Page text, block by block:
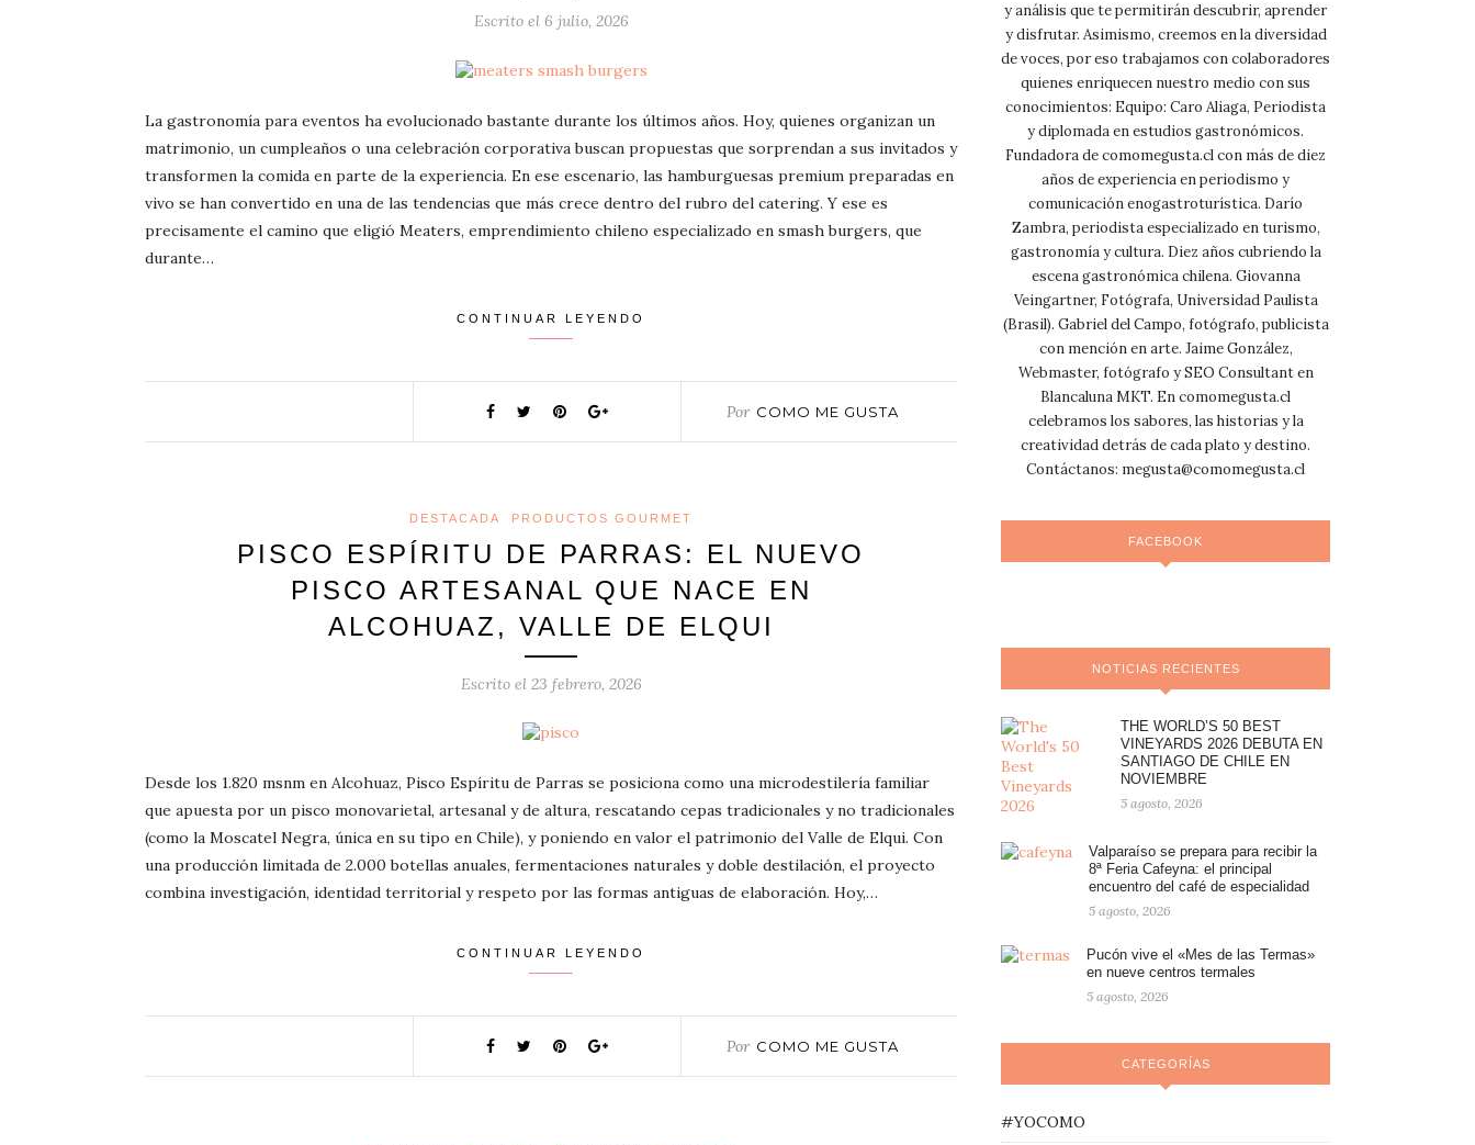
Escrito el 6 julio, 2026
La gastronomía para eventos ha evolucionado bastante durante los últimos años. Hoy, quienes organizan un
matrimonio, un cumpleaños o una celebración corporativa buscan propuestas que sorprendan a sus invitados y
transformen la comida en parte de la experiencia. En ese escenario, las hamburguesas premium preparadas en
vivo se han convertido en una de las tendencias que más crece dentro del rubro del catering. Y ese es
precisamente el camino que eligió Meaters, emprendimiento chileno especializado en smash burgers, que
durante…
CONTINUAR LEYENDO
Por COMO ME GUSTA
DESTACADA PRODUCTOS GOURMET
PISCO ESPÍRITU DE PARRAS: EL NUEVO
PISCO ARTESANAL QUE NACE EN
ALCOHUAZ, VALLE DE ELQUI
Escrito el 23 febrero, 2026
Desde los 1.820 msnm en Alcohuaz, Pisco Espíritu de Parras se posiciona como una microdestilería familiar
que apuesta por un pisco monovarietal, artesanal y de altura, rescatando cepas tradicionales y no tradicionales
(como la Moscatel Negra, única en su tipo en Chile), y poniendo en valor el patrimonio del Valle de Elqui. Con
una producción limitada de 2.000 botellas anuales, fermentaciones naturales y doble destilación, el proyecto
combina investigación, identidad territorial y respeto por las formas antiguas de elaboración. Hoy,…
CONTINUAR LEYENDO
Por COMO ME GUSTA
y análisis que te permitirán descubrir, aprender
y disfrutar. Asimismo, creemos en la diversidad
de voces, por eso trabajamos con colaboradores
quienes enriquecen nuestro medio con sus
conocimientos: Equipo: Caro Aliaga, Periodista
y diplomada en estudios gastronómicos.
Fundadora de comomegusta.cl con más de diez
años de experiencia en periodismo y
comunicación enogastroturística. Darío
Zambra, periodista especializado en turismo,
gastronomía y cultura. Diez años cubriendo la
escena gastronómica chilena. Giovanna
Veingartner, Fotógrafa, Universidad Paulista
(Brasil). Gabriel del Campo, fotógrafo, publicista
con mención en arte. Jaime González,
Webmaster, fotógrafo y SEO Consultant en
Blancaluna MKT. En comomegusta.cl
celebramos los sabores, las historias y la
creatividad detrás de cada plato y destino.
Contáctanos: megusta@comomegusta.cl
FACEBOOK
NOTICIAS RECIENTES
THE WORLD’S 50 BEST
VINEYARDS 2026 DEBUTA EN
SANTIAGO DE CHILE EN
NOVIEMBRE
5 agosto, 2026
Valparaíso se prepara para recibir la
8ª Feria Cafeyna: el principal
encuentro del café de especialidad
5 agosto, 2026
Pucón vive el «Mes de las Termas»
en nueve centros termales
5 agosto, 2026
CATEGORÍAS
#YOCOMO